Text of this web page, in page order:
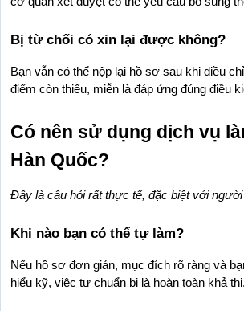
Bị từ chối có xin lại được không?
Bạn vẫn có thể nộp lại hồ sơ sau khi điều
điểm còn thiếu, miễn là đáp ứng đúng điều
Có nên sử dụng dịch vụ
Hàn Quốc?
Đây là câu hỏi rất thực tế, đặc biệt với
Khi nào bạn có thể tự làm?
Nếu hồ sơ đơn giản, mục đích rõ ràng và
hiểu kỹ, việc tự chuẩn bị là hoàn toàn khả thi.